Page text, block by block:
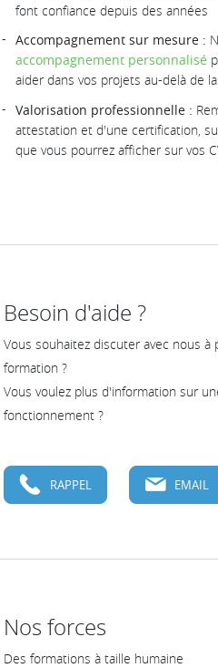
font confiance depuis des années
Accompagnement sur mesure :
accompagnement personnalisé
aider dans vos projets au-delà de
Valorisation professionnelle :
attestation et d'une certification,
que vous pourrez afficher sur vos
Besoin d'aide ?
Vous souhaitez discuter avec nous
formation ?
Vous voulez plus d'information sur
fonctionnement ?
RAPPEL EMAIL
Nos forces
Des formations à taille humaine